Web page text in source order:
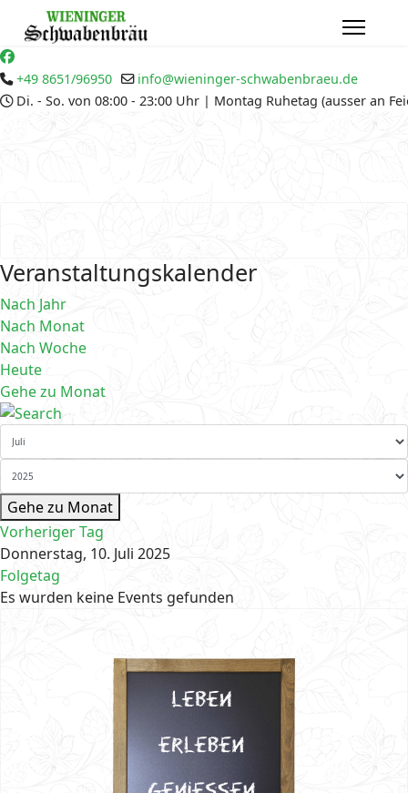
+49 8651/96950
info@wieninger-schwabenbraeu.de
Di. - So. von 08:00 - 23:00 Uhr | Montag Ruhetag (ausser an
Veranstaltungskalender
Nach Jahr
Nach Monat
Nach Woche
Heute
Gehe zu Monat
Gehe zu Monat
Vorheriger Tag
Donnerstag, 10. Juli 2025
Folgetag
Es wurden keine Events gefunden